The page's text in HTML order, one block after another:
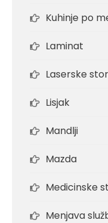
Kuhinje po
Laminat
Laserske
Lisjak
Mandlji
Mazda
Medicinske
Menjava